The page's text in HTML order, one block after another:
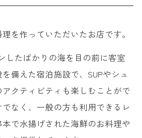
を作っていただいたお店です。
したばかりの海を目の前に客室
備えた宿泊施設で、SUPやシュ
クティビティも楽しむことがで
なく、一般の方も利用できるレ
で水揚げされた海鮮のお料理や